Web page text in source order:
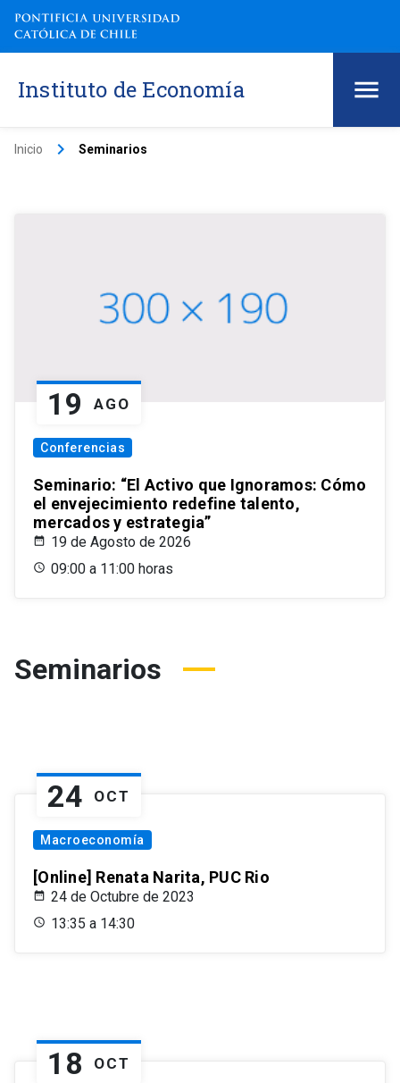
Instituto de Economía
Inicio keyboard_arrow_right Seminarios
19 AGO
Conferencias
Seminario: “El Activo que Ignoramos: Cómo
el envejecimiento redefine talento,
mercados y estrategia”
19 de Agosto de 2026
09:00 a 11:00 horas
Seminarios
24 OCT
Macroeconomía
[Online] Renata Narita, PUC Rio
24 de Octubre de 2023
13:35 a 14:30
18 OCT